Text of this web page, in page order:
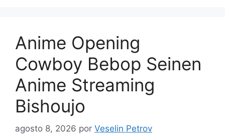
Anime Opening
Cowboy Bebop Seinen
Anime Streaming
Bishoujo
agosto 8, 2026 por Veselin Petrov